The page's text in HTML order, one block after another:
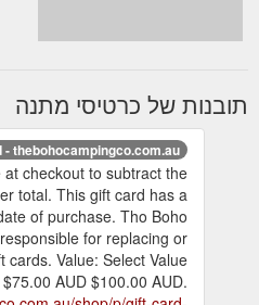
תובנות של כרטיסי מתנה
- thebohocampingco.com.au
at checkout to subtract the
total. This gift card has a
of purchase. Tho Boho
for replacing or
cards. Value: Select Value
AUD $100.00 AUD.